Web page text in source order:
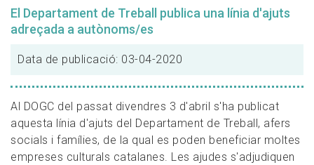
El Departament de Treball publica una línia d'ajuts
adreçada a autònoms/es
Data de publicació: 03-04-2020
Al DOGC del passat divendres 3 d'abril s'ha publicat
aquesta línia d'ajuts del Departament de Treball, afers
socials i famílies, de la qual es poden beneficiar moltes
empreses culturals catalanes. Les ajudes s'adjudiquen